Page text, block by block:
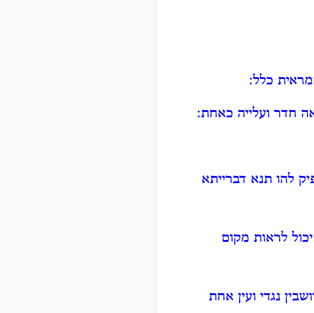
כלל:
חדר ועלייה כאחת:
להו תנא דברייתא
לראות מקום
נגדי ועין אחת